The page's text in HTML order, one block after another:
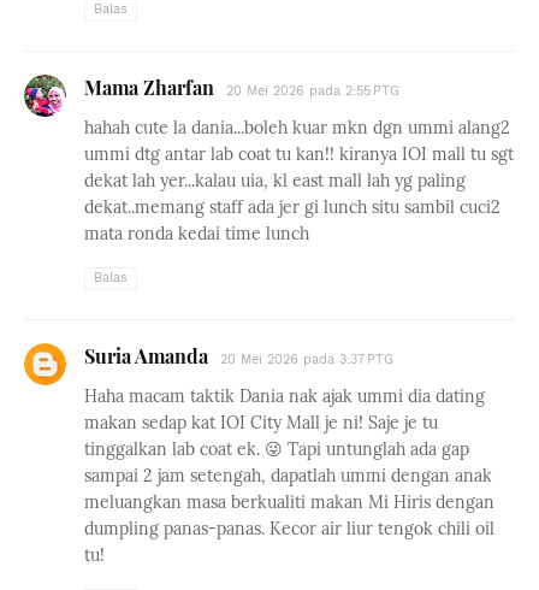
Balas
Mama Zharfan 20 Mei 2026 pada 2:55 PTG
hahah cute la dania...boleh kuar mkn dgn ummi alang2
ummi dtg antar lab coat tu kan!! kiranya IOI mall tu sgt
dekat lah yer...kalau uia, kl east mall lah yg paling
dekat..memang staff ada jer gi lunch situ sambil cuci2
mata ronda kedai time lunch
Balas
Suria Amanda 20 Mei 2026 pada 3:37 PTG
Haha macam taktik Dania nak ajak ummi dia dating
makan sedap kat IOI City Mall je ni! Saje je tu
tinggalkan lab coat ek. 😜 Tapi untunglah ada gap
sampai 2 jam setengah, dapatlah ummi dengan anak
meluangkan masa berkualiti makan Mi Hiris dengan
dumpling panas-panas. Kecor air liur tengok chili oil
tu!